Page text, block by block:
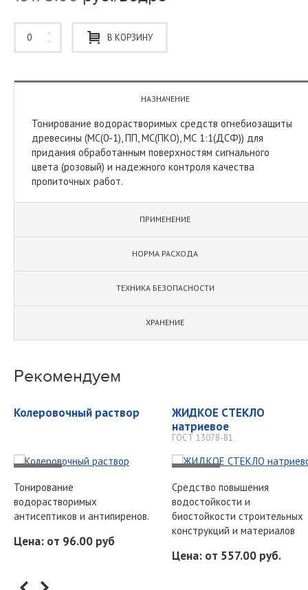
В КОРЗИНУ
НАЗНАЧЕНИЕ
Тонирование водорастворимых средств огнебиозащиты
древесины (МС(0-1), ПП, МС(ПКО), МС 1:1(ДСФ)) для
придания обработанным поверхностям сигнального
цвета (розовый) и надежного контроля качества
пропиточных работ.
ПРИМЕНЕНИЕ
НОРМА РАСХОДА
ТЕХНИКА БЕЗОПАСНОСТИ
ХРАНЕНИЕ
Рекомендуем
Колеровочный раствор
Тонирование
водорастворимых
антисептиков и антипиренов.
Цена: от 96.00 руб
ЖИДКОЕ СТЕКЛО
натриевое
ГОСТ 13078-81
Средство повышения
водостойкости и
биостойкости строительных
конструкций и материалов
Цена: от 557.00 руб.
-